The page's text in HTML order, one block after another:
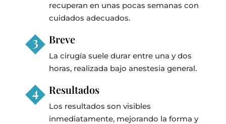
recuperan en unas pocas semanas con
cuidados adecuados.
Breve
La cirugía suele durar entre una y dos
horas, realizada bajo anestesia general.
Resultados
Los resultados son visibles
inmediatamente, mejorando la forma y